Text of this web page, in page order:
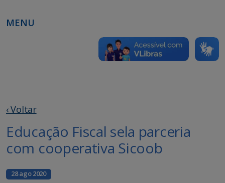
MENU
‹ Voltar
Educação Fiscal sela parceria
com cooperativa Sicoob
28 ago 2020